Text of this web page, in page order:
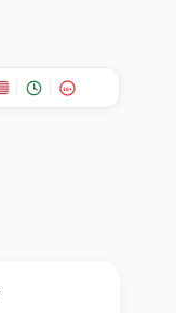
18+